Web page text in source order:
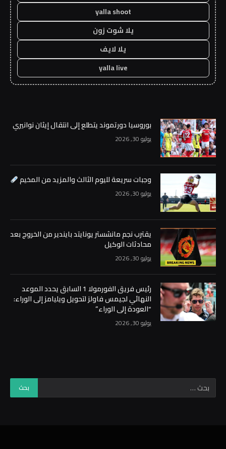
yalla shoot
يلا شوت زون
يلا لايف
yalla live
بوروسيا دورتموند يتطلع إلى انتقال إيثان نوانيري
يوليو 30, 2026
وجبات سريعة لليوم الثالث والمزيد من المخيم
يوليو 30, 2026
يقترب نجم مانشستر يونايتد بايندير من الخروج بعد
محادثات الوكيل
يوليو 30, 2026
رئيس فريق الفورمولا 1 السابق يحدد الموعد
النهائي لجيمس فاولز لتحويل ويليامز إلى الوراء:
“العودة إلى الوراء”
يوليو 30, 2026